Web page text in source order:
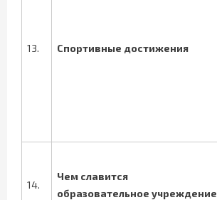
13. Спортивные достижения
14.
Чем славится
образовательное учреждение